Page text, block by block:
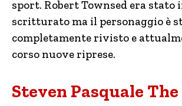
sport. Robert Townsed era stato
scritturato ma il personaggio è
completamente rivisto e
corso nuove riprese.
Steven Pasquale